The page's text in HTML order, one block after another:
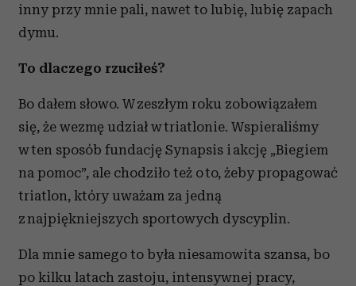
inny przy mnie pali, nawet to lubię, lubię zapach
dymu.
To dlaczego rzuciłeś?
Bo dałem słowo. W zeszłym roku zobowiązałem
się, że wezmę udział w triatlonie. Wspieraliśmy
w ten sposób fundację Synapsis i akcję „Biegiem
na pomoc”, ale chodziło też o to, żeby propagować
triatlon, który uważam za jedną
z najpiękniejszych sportowych dyscyplin.
Dla mnie samego to była niesamowita szansa, bo
po kilku latach zastoju, intensywnej pracy,